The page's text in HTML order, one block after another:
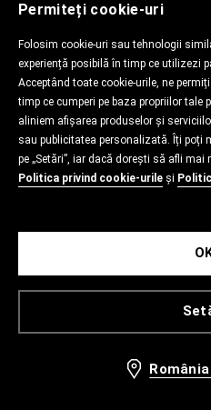
Permiteți cookie-uri
Folosim cookie-uri sau tehnologii
experiență posibilă în timp ce utilizezi
Acceptând toate cookie-urile, ne
timp ce cumperi pe baza propriilor tale
aliniem afișarea produselor și
sau publicitatea personalizată. Îți poți
pe „Setări”, iar dacă dorești să afli
Politica privind cookie-urile și